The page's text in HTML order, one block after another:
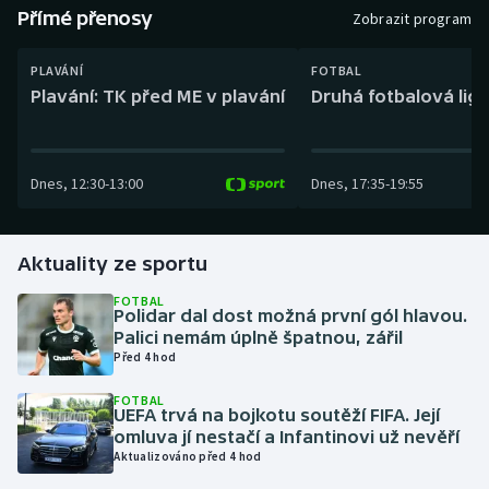
Dostihy
Futsal
Gymnastika
Házená
Jezdectví
Judo
Přímé přenosy Zobrazit program
PLAVÁNÍ
Plavání: TK před ME v plavání
Dnes, 12:30-13:00
FOTBAL
Druhá fotbalová
Dnes, 17:35-19:55
Aktuality ze sportu
FOTBAL
Polidar dal dost možná první gól hlavou.
Palici nemám úplně špatnou, zářil
Před 4 hod
FOTBAL
UEFA trvá na bojkotu soutěží FIFA. Její
omluva jí nestačí a Infantinovi už nevěří
Aktualizováno před 4 hod